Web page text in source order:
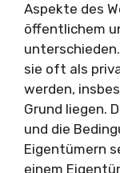
Aspekte des
öffentlichem
sie oft als
werden,
Grund liegen.
und die
Eigentümern
einem